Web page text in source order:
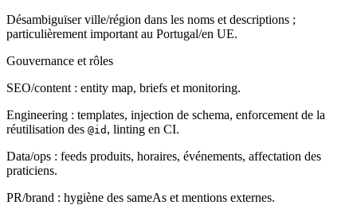
Désambiguïser ville/région dans les noms et descriptions ;
particulièrement important au Portugal/en UE.
Gouvernance et rôles
SEO/content : entity map, briefs et monitoring.
Engineering : templates, injection de schema, enforcement de la
réutilisation des @id , linting en CI.
Data/ops : feeds produits, horaires, événements, affectation des
praticiens.
PR/brand : hygiène des sameAs et mentions externes.